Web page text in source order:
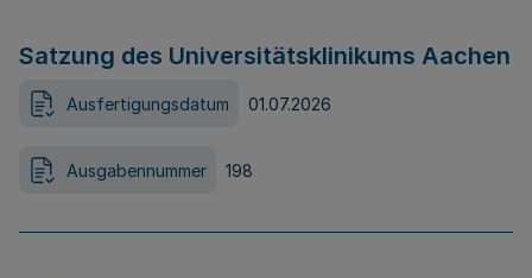
Satzung des Universitätsklinikums Aachen
Ausfertigungsdatum 01.07.2026
Ausgabennummer 198